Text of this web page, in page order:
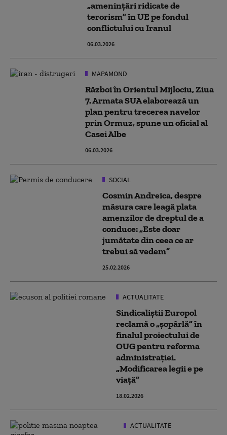
„ameninţări ridicate de
terorism” în UE pe fondul
conflictului cu Iranul
06.03.2026
MAPAMOND
Război în Orientul Mijlociu, Ziua
7. Armata SUA elaborează un
plan pentru trecerea navelor
prin Ormuz, spune un oficial al
Casei Albe
06.03.2026
SOCIAL
Cosmin Andreica, despre
măsura care leagă plata
amenzilor de dreptul de a
conduce: „Este doar
jumătate din ceea ce ar
trebui să vedem”
25.02.2026
ACTUALITATE
Sindicaliştii Europol
reclamă o „şopârlă” în
finalul proiectului de
OUG pentru reforma
administraţiei.
„Modificarea legii e pe
viață”
18.02.2026
ACTUALITATE